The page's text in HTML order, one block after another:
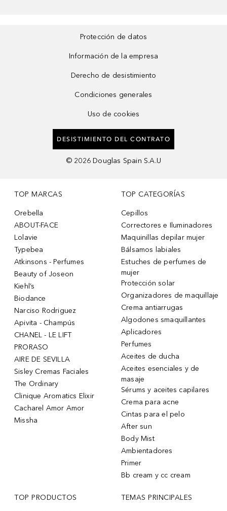
Protección de datos
Información de la empresa
Derecho de desistimiento
Condiciones generales
Uso de cookies
DESISTIMIENTO DEL CONTRATO
© 2026 Douglas Spain S.A.U
TOP MARCAS
Orebella
ABOUT-FACE
Lolavie
Typebea
Atkinsons - Perfumes
Beauty of Joseon
Kiehl’s
Biodance
Narciso Rodriguez
Apivita - Champús
CHANEL - LE LIFT
PRORASO
AIRE DE SEVILLA
Sisley Cremas Faciales
The Ordinary
Clinique Aromatics Elixir
Cacharel Amor Amor
Missha
TOP CATEGORÍAS
Cepillos
Correctores e Iluminadores
Maquinillas depilar mujer
Bálsamos labiales
Estuches de perfumes de
mujer
Protección solar
Organizadores de maquillaje
Crema antiarrugas
Algodones smaquillantes
Aplicadores
Perfumes
Aceites de ducha
Aceites esenciales y de
masaje
Sérums y aceites capilares
Crema para acne
Cintas para el pelo
After sun
Body Mist
Ambientadores
Primer
Bb cream y cc cream
TOP PRODUCTOS TEMAS PRINCIPALES